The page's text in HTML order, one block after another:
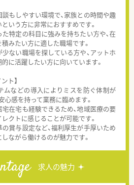
もしやすい環境で、家族との時間や趣
いう方に非常におすすめです。
特定の科目に強みを持ちたい方や、在
みたい方に適した職場です。
ない職場を探している方や、アットホ
に活躍したい方に向いています。
ト】
などの導入によりミスを防ぐ体制が
心感を持って業務に臨めます。
在宅も経験できるため、地域医療の要
クトに感じることが可能です。
賞与設定など、福利厚生が手厚いため
ながら働けるのが魅力です。
求人の魅力